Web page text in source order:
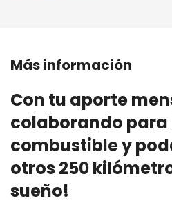
Más información
Con tu aporte
colaborando
combustible y
otros 250
sueño!